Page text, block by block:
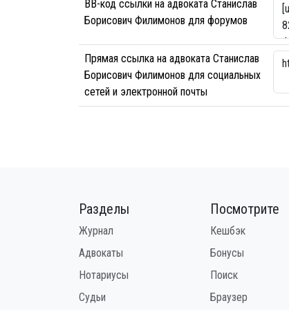
BB-код ссылки на адвоката Станислав
Борисович Филимонов для форумов
Прямая ссылка на адвоката Станислав
Борисович Филимонов для социальных
сетей и электронной почты
Разделы
Журнал
Адвокаты
Нотариусы
Судьи
Посмотрите
Кешбэк
Бонусы
Поиск
Браузер